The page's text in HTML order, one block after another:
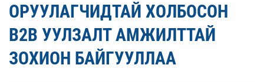
ОРУУЛАГЧИДТАЙ ХОЛБОСОН
В2В УУЛЗАЛТ АМЖИЛТТАЙ
ЗОХИОН БАЙГУУЛЛАА